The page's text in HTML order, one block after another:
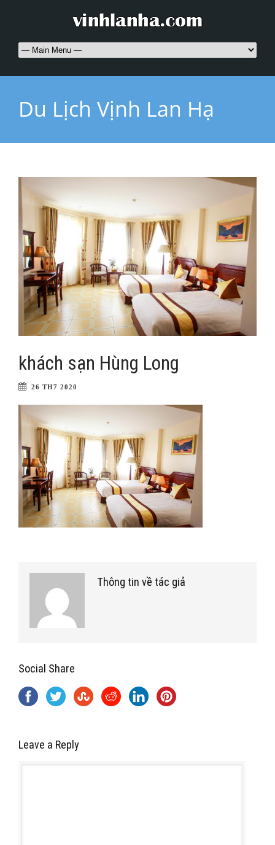
Du Lịch Vịnh Lan Hạ
khách sạn Hùng Long
26 TH7 2020
Thông tin về tác giả
Social Share
Leave a Reply